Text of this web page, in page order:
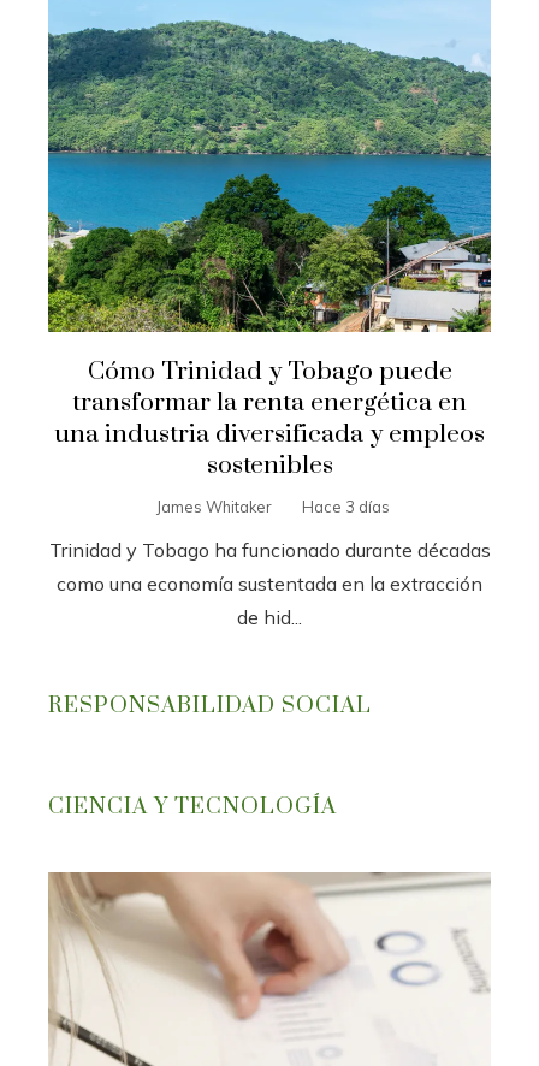
Cómo Trinidad y Tobago puede
transformar la renta energética en
una industria diversificada y empleos
sostenibles
James Whitaker Hace 3 días
Trinidad y Tobago ha funcionado durante décadas
como una economía sustentada en la extracción
de hid...
RESPONSABILIDAD SOCIAL
CIENCIA Y TECNOLOGÍA